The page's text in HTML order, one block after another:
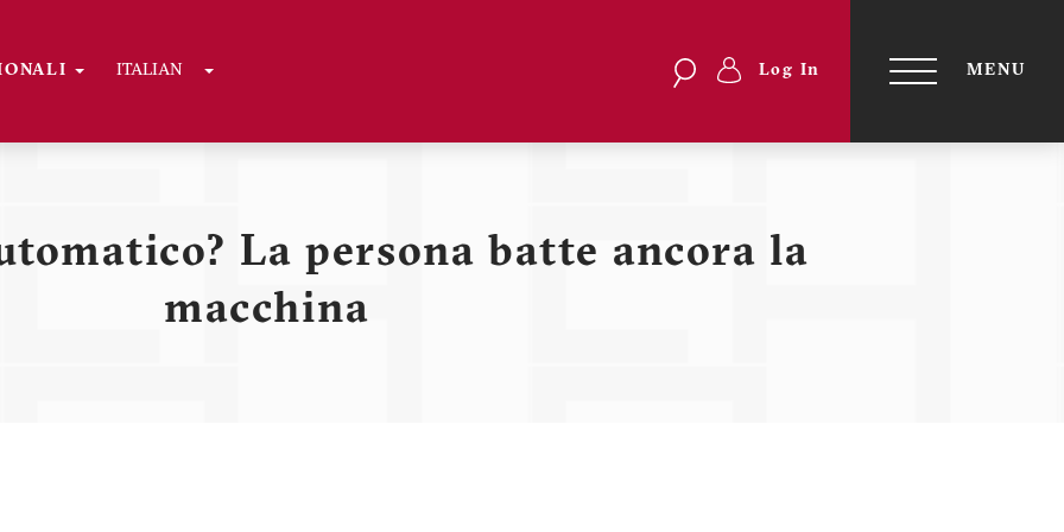
ITALIAN Toggle Dropdown Search
SearchMenu
profilo
Log In
TOGGLE
MENU
La persona batte ancora la
macchina